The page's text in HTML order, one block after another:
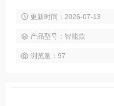
计，可实现稳定、均匀的烟气
动点烟、自动吸烟，自动剔烟
统，有效提高实验标准化与数据
更新时间：2026-07-13
产品型号：智能款
浏览量：97